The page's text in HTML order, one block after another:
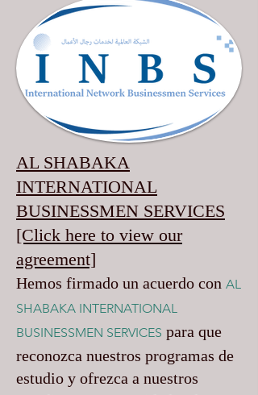
AL SHABAKA
INTERNATIONAL
BUSINESSMEN SERVICES
[Click here to view our
agreement]
Hemos firmado un acuerdo con AL
SHABAKA INTERNATIONAL
BUSINESSMEN SERVICES para que
reconozca nuestros programas de
estudio y ofrezca a nuestros